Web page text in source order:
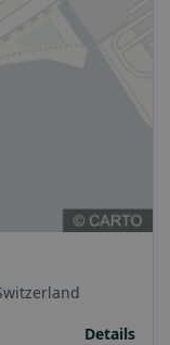
Details